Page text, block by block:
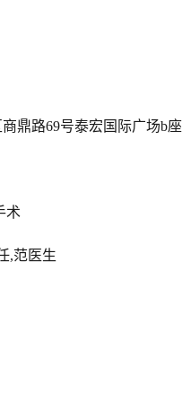
鼎路69号泰宏国际广场b
术
,范医生